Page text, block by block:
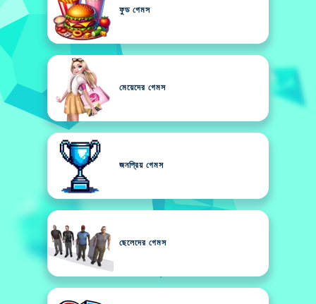
ফুড গেমস
মেয়েদের গেমস
জনপ্রিয় গেমস
ছেলেদের গেমস